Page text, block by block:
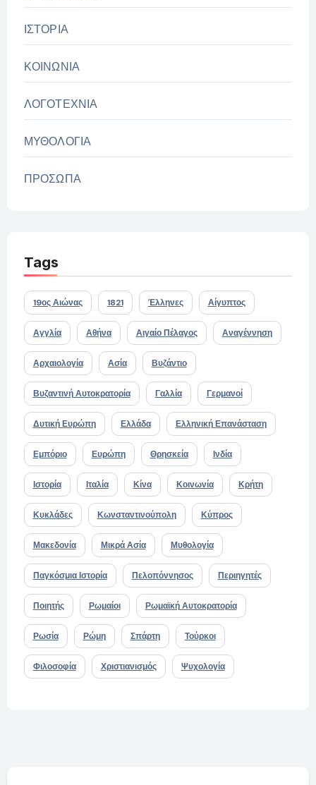
ΙΣΤΟΡΙΑ
ΚΟΙΝΩΝΙΑ
ΛΟΓΟΤΕΧΝΙΑ
ΜΥΘΟΛΟΓΙΑ
ΠΡΟΣΩΠΑ
Tags
19ος Αιώνας 1821 Έλληνες Αίγυπτος
Αγγλία Αθήνα Αιγαίο Πέλαγος Αναγέννηση
Αρχαιολογία Ασία Βυζάντιο
Βυζαντινή Αυτοκρατορία Γαλλία Γερμανοί
Δυτική Ευρώπη Ελλάδα Ελληνική Επανάσταση
Εμπόριο Ευρώπη Θρησκεία Ινδία
Ιστορία Ιταλία Κίνα Κοινωνία Κρήτη
Κυκλάδες Κωνσταντινούπολη Κύπρος
Μακεδονία Μικρά Ασία Μυθολογία
Παγκόσμια Ιστορία Πελοπόννησος Περιηγητές
Ποιητής Ρωμαίοι Ρωμαϊκή Αυτοκρατορία
Ρωσία Ρώμη Σπάρτη Τούρκοι
Φιλοσοφία Χριστιανισμός Ψυχολογία